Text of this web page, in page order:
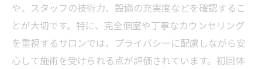
や、スタッフの技術力、設備の充実度などを確認するこ
とが大切です。特に、完全個室や丁寧なカウンセリング
を重視するサロンでは、プライバシーに配慮しながら安
心して施術を受けられる点が評価されています。初回体